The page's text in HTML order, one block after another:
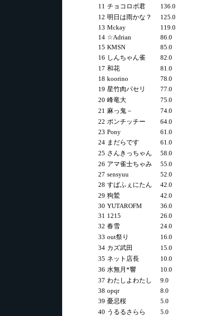
11 チョコロボ君
136.0
12 明日は雨かな？
125.0
13 Mckay
119.0
14 ☆Adrian
86.0
15 KMSN
85.0
16 しんちゃん雀
82.0
17 和花
81.0
18 koorino
78.0
19 星竹肉パセリ
77.0
20 峰竜大
75.0
21 麻っ鬼－
74.0
22 ポンチッチー
64.0
23 Pony
61.0
24 まだらです
61.0
25 さんきっちゃん
58.0
26 アマ雀士ちゃみ
55.0
27 sensyuu
52.0
28 すぱふぇにたん
42.0
29 狗鷲
42.0
30 YUTAROFM
36.0
31 1215
26.0
32 春雪
24.0
33 out祭り
16.0
34 カズ武田
15.0
35 ネット店長
10.0
36 水無月*響
10.0
37 わたしよわたし
9.0
38 opqr
8.0
39 憂忌桜
5.0
40 うるるさらら
5.0